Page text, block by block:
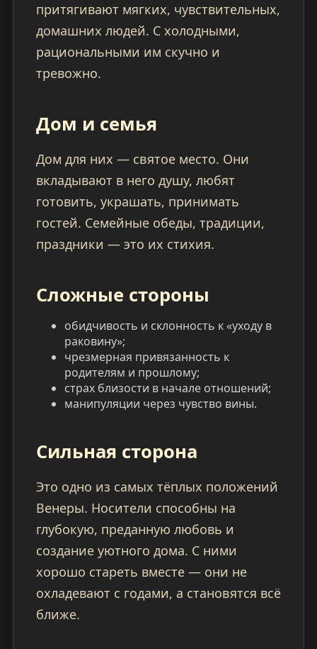
притягивают мягких, чувствительных,
домашних людей. С холодными,
рациональными им скучно и
тревожно.
Дом и семья
Дом для них — святое место. Они
вкладывают в него душу, любят
готовить, украшать, принимать
гостей. Семейные обеды, традиции,
праздники — это их стихия.
Сложные стороны
обидчивость и склонность к «уходу в
раковину»;
чрезмерная привязанность к
родителям и прошлому;
страх близости в начале отношений;
манипуляции через чувство вины.
Сильная сторона
Это одно из самых тёплых положений
Венеры. Носители способны на
глубокую, преданную любовь и
создание уютного дома. С ними
хорошо стареть вместе — они не
охладевают с годами, а становятся всё
ближе.